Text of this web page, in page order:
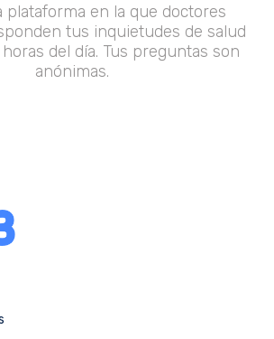
plataforma en la que doctores
tus inquietudes de salud
del día. Tus preguntas son
anónimas.